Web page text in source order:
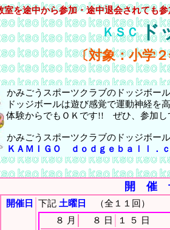
室を途中から参加・途中退会されても
ＫＳＣド
〔対象：小学
かみごうスポーツクラブのドッジボー
ドッジボールは遊び感覚で運動神経を
体験からでもＯＫです!! ぜひ、参加し
かみごうスポーツクラブのドッジボー
ＫＡＭＩＧＯ ｄｏｄｇｅｂａｌｌ．
開 催
開催日 下記 土曜日
（全１１回）
８
月 ８ 日 １ ５
日